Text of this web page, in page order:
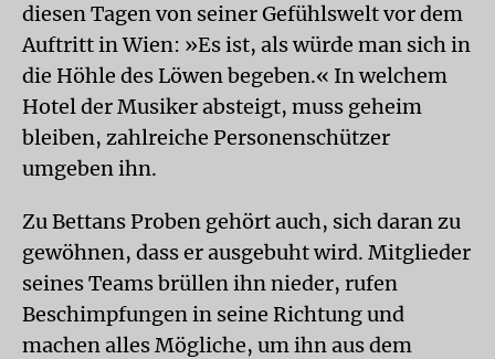
diesen Tagen von seiner Gefühlswelt vor dem
Auftritt in Wien: »Es ist, als würde man sich in
die Höhle des Löwen begeben.« In welchem
Hotel der Musiker absteigt, muss geheim
bleiben, zahlreiche Personenschützer
umgeben ihn.
Zu Bettans Proben gehört auch, sich daran zu
gewöhnen, dass er ausgebuht wird. Mitglieder
seines Teams brüllen ihn nieder, rufen
Beschimpfungen in seine Richtung und
machen alles Mögliche, um ihn aus dem